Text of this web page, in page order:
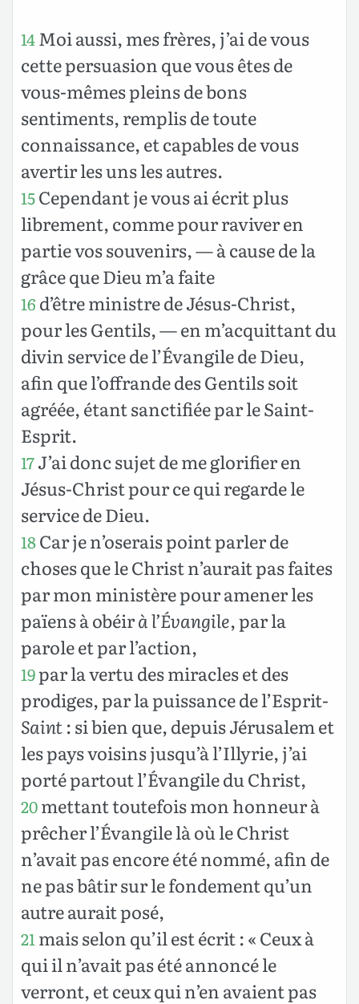
14Moi aussi, mes frères, j’ai de vous
cette persuasion que vous êtes de
vous-mêmes pleins de bons
sentiments, remplis de toute
connaissance, et capables de vous
avertir les uns les autres.
15Cependant je vous ai écrit plus
librement, comme pour raviver en
partie vos souvenirs, — à cause de la
grâce que Dieu m’a faite
16 d’être ministre de Jésus-Christ,
pour les Gentils, — en m’acquittant du
divin service de l’Évangile de Dieu,
afin que l’offrande des Gentils soit
agréée, étant sanctifiée par le Saint-
Esprit.
17J’ai donc sujet de me glorifier en
Jésus-Christ pour ce qui regarde le
service de Dieu.
18Car je n’oserais point parler de
choses que le Christ n’aurait pas faites
par mon ministère pour amener les
païens à obéirà l’Évangile, par la
parole et par l’action,
19par la vertu des miracles et des
prodiges, par la puissance de l’Esprit-
Saint: si bien que, depuis Jérusalem et
les pays voisins jusqu’à l’Illyrie, j’ai
porté partout l’Évangile du Christ,
20mettant toutefois mon honneur à
prêcher l’Évangile là où le Christ
n’avait pas encore été nommé, afin de
ne pas bâtir sur le fondement qu’un
autre aurait posé,
21 mais selon qu’il est écrit : « Ceux à
qui il n’avait pas été annoncé le
verront, et ceux qui n’en avaient pas